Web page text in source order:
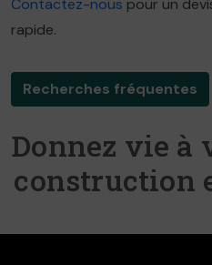
Contactez-nous pour un
rapide.
Recherches fréquentes
Donnez vie à
construction